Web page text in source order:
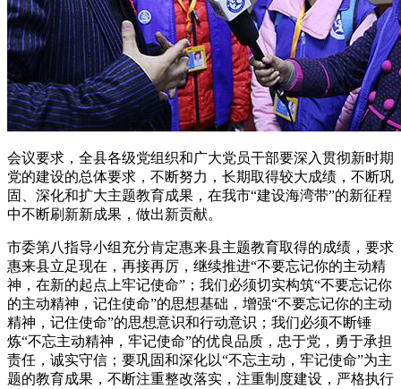
会议要求，全县各级党组织和广大党员干部要深入贯彻新时期
党的建设的总体要求，不断努力，长期取得较大成绩，不断巩
固、深化和扩大主题教育成果，在我市“建设海湾带”的新征程
中不断刷新新成果，做出新贡献。
市委第八指导小组充分肯定惠来县主题教育取得的成绩，要求
惠来县立足现在，再接再厉，继续推进“不要忘记你的主动精
神，在新的起点上牢记使命”；我们必须切实构筑“不要忘记你
的主动精神，记住使命”的思想基础，增强“不要忘记你的主动
精神，记住使命”的思想意识和行动意识；我们必须不断锤
炼“不忘主动精神，牢记使命”的优良品质，忠于党，勇于承担
责任，诚实守信；要巩固和深化以“不忘主动，牢记使命”为主
题的教育成果，不断注重整改落实，注重制度建设，严格执行